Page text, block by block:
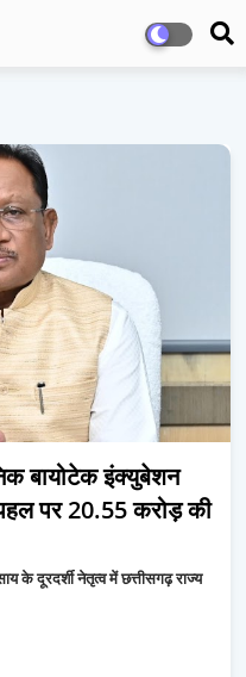
बायोटेक इंक्युबेशन
पर 20.55 करोड़ की
के दूरदर्शी नेतृत्व में छत्तीसगढ़ राज्य